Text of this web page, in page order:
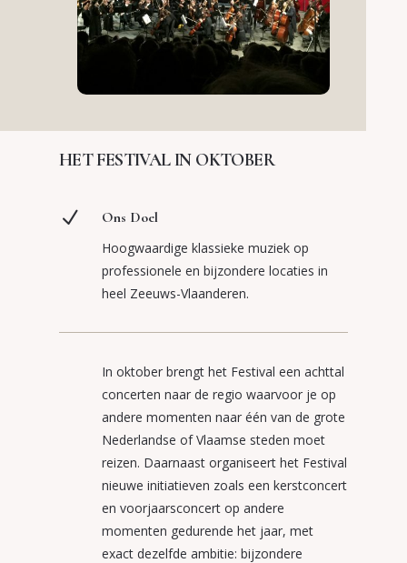
HET FESTIVAL IN OKTOBER
N Ons Doel
Hoogwaardige klassieke muziek op
professionele en bijzondere locaties in
heel Zeeuws-Vlaanderen.
In oktober brengt het Festival een achttal
concerten naar de regio waarvoor je op
andere momenten naar één van de grote
Nederlandse of Vlaamse steden moet
reizen. Daarnaast organiseert het Festival
nieuwe initiatieven zoals een kerstconcert
en voorjaarsconcert op andere
momenten gedurende het jaar, met
exact dezelfde ambitie: bijzondere